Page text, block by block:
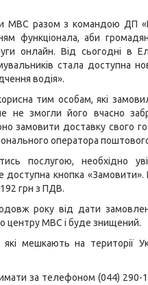
МВС разом з командою ДП
функціонала, аби
онлайн. Від сьогодні в
стала доступна
водія».
тим особам, які
не змогли його вчасно
замовити доставку свого
оператора поштового
послугою, необхідно
доступна кнопка
192 грн з ПДВ.
року від дати
центру МВС і буде знищений.
мешкають на території
за телефоном (044) 290-